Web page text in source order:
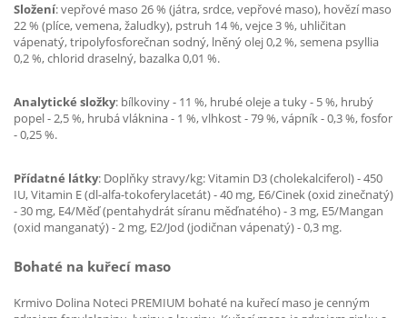
Složení: vepřové maso 26 % (játra, srdce, vepřové maso), hovězí maso
22 % (plíce, vemena, žaludky), pstruh 14 %, vejce 3 %, uhličitan
vápenatý, tripolyfosforečnan sodný, lněný olej 0,2 %, semena psyllia
0,2 %, chlorid draselný, bazalka 0,01 %.
Analytické složky: bílkoviny - 11 %, hrubé oleje a tuky - 5 %, hrubý
popel - 2,5 %, hrubá vláknina - 1 %, vlhkost - 79 %, vápník - 0,3 %, fosfor
- 0,25 %.
Přídatné látky: Doplňky stravy/kg: Vitamin D3 (cholekalciferol) - 450
IU, Vitamin E (dl-alfa-tokoferylacetát) - 40 mg, E6/Cinek (oxid zinečnatý)
- 30 mg, E4/Měď (pentahydrát síranu měďnatého) - 3 mg, E5/Mangan
(oxid manganatý) - 2 mg, E2/Jod (jodičnan vápenatý) - 0,3 mg.
Bohaté na kuřecí maso
Krmivo Dolina Noteci PREMIUM bohaté na kuřecí maso je cenným